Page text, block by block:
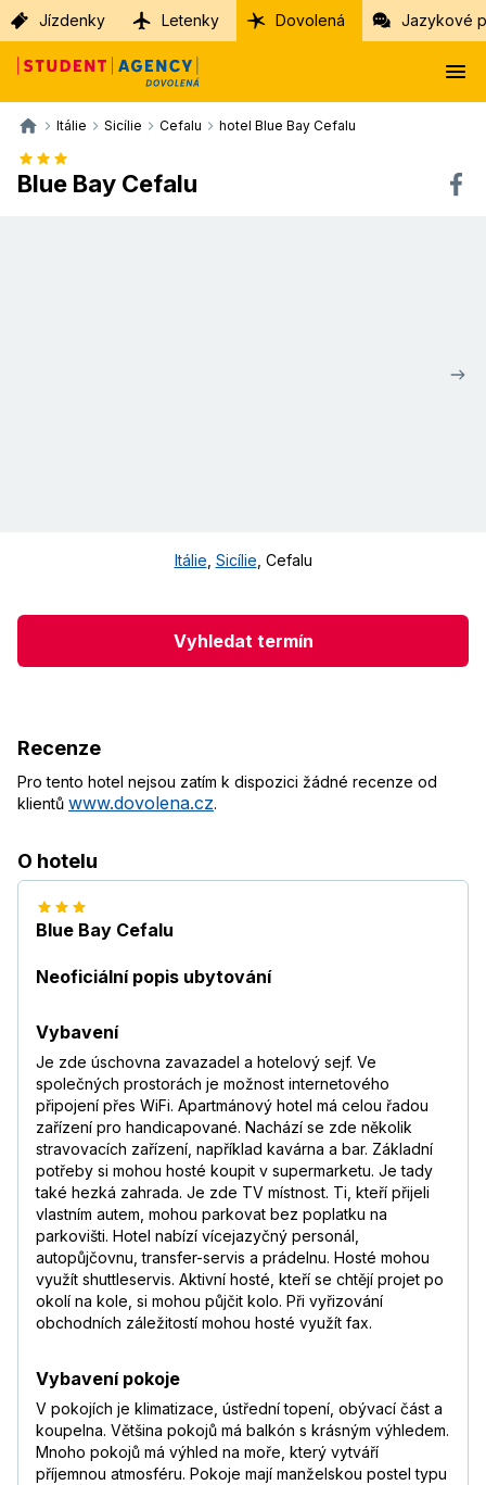
Jízdenky Letenky Dovolená Jazykové
Itálie Sicílie Cefalu hotel Blue Bay Cefalu
Blue Bay Cefalu
Itálie Sicílie Cefalu
Vyhledat termín
Recenze
Pro tento hotel nejsou zatím k dispozici žádné recenze od
klientů www.dovolena.cz.
O hotelu
Blue Bay Cefalu
Neoficiální popis ubytování
Vybavení
Je zde úschovna zavazadel a hotelový sejf. Ve
společných prostorách je možnost internetového
připojení přes WiFi. Apartmánový hotel má celou řadou
zařízení pro handicapované. Nachází se zde několik
stravovacích zařízení, například kavárna a bar. Základní
potřeby si mohou hosté koupit v supermarketu. Je tady
také hezká zahrada. Je zde TV místnost. Ti, kteří přijeli
vlastním autem, mohou parkovat bez poplatku na
parkovišti. Hotel nabízí vícejazyčný personál,
autopůjčovnu, transfer-servis a prádelnu. Hosté mohou
využít shuttleservis. Aktivní hosté, kteří se chtějí projet po
okolí na kole, si mohou půjčit kolo. Při vyřizování
obchodních záležitostí mohou hosté využít fax.
Vybavení pokoje
V pokojích je klimatizace, ústřední topení, obývací část a
koupelna. Většina pokojů má balkón s krásným výhledem.
Mnoho pokojů má výhled na moře, který vytváří
příjemnou atmosféru. Pokoje mají manželskou postel typu